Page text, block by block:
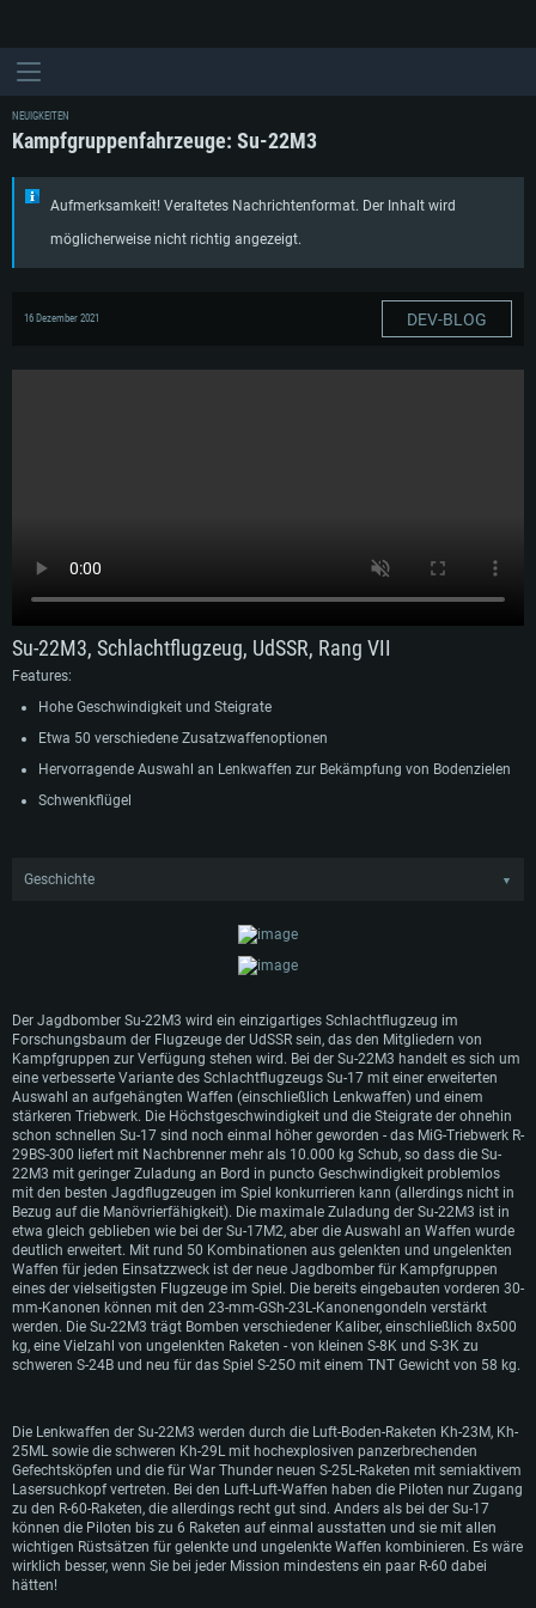
SYSTEMANFORDERUNGEN
NEUIGKEITEN
Kampfgruppenfahrzeuge: Su-22M3
Aufmerksamkeit! Veraltetes Nachrichtenformat. Der Inhalt wird
möglicherweise nicht richtig angezeigt.
16 Dezember 2021 DEV-BLOG
Die Su-22M3, ein hervorragender sowjetischer Jagdbomber, ist das neue
Su-22M3, Schlachtflugzeug, UdSSR, Rang VII
Features:
Hohe Geschwindigkeit und Steigrate
Etwa 50 verschiedene Zusatzwaffenoptionen
Hervorragende Auswahl an Lenkwaffen zur Bekämpfung von Bodenzielen
Schwenkflügel
Geschichte ▼
Besonderheit des Projekts war die Anpassung der Su-17M3-Zelle für den Einbau
des Triebwerks Tumansky R-29BS-300, das dem R-29-300 der exportierten MiG-
23 ähnelt. Es wurde davon ausgegangen, dass das im Ausland bekannte
Su-22M3 über eine vollständig mit der Su-17M3 vereinheitlichte Avionik. Die
Maschine wurde in den Jahren 1982-83 in Komsomolsk am Amur produziert,
insgesamt wurden 70 Su-22M3 gebaut. Dieser Jagdbomber wurden an Ungarn,
Syrien und den Irak geliefert.
Der Jagdbomber Su-22M3 wird ein einzigartiges Schlachtflugzeug im
Forschungsbaum der Flugzeuge der UdSSR sein, das den Mitgliedern von
Kampfgruppen zur Verfügung stehen wird. Bei der Su-22M3 handelt es sich um
eine verbesserte Variante des Schlachtflugzeugs Su-17 mit einer erweiterten
Auswahl an aufgehängten Waffen (einschließlich Lenkwaffen) und einem
stärkeren Triebwerk. Die Höchstgeschwindigkeit und die Steigrate der ohnehin
schon schnellen Su-17 sind noch einmal höher geworden - das MiG-Triebwerk R-
29BS-300 liefert mit Nachbrenner mehr als 10.000 kg Schub, so dass die Su-
22M3 mit geringer Zuladung an Bord in puncto Geschwindigkeit problemlos
mit den besten Jagdflugzeugen im Spiel konkurrieren kann (allerdings nicht in
Bezug auf die Manövrierfähigkeit). Die maximale Zuladung der Su-22M3 ist in
etwa gleich geblieben wie bei der Su-17M2, aber die Auswahl an Waffen wurde
deutlich erweitert. Mit rund 50 Kombinationen aus gelenkten und ungelenkten
Waffen für jeden Einsatzzweck ist der neue Jagdbomber für Kampfgruppen
eines der vielseitigsten Flugzeuge im Spiel. Die bereits eingebauten vorderen 30-
mm-Kanonen können mit den 23-mm-GSh-23L-Kanonengondeln verstärkt
werden. Die Su-22M3 trägt Bomben verschiedener Kaliber, einschließlich 8x500
kg, eine Vielzahl von ungelenkten Raketen - von kleinen S-8K und S-3K zu
schweren S-24B und neu für das Spiel S-25O mit einem TNT Gewicht von 58 kg.
Die Lenkwaffen der Su-22M3 werden durch die Luft-Boden-Raketen Kh-23M, Kh-
25ML sowie die schweren Kh-29L mit hochexplosiven panzerbrechenden
Gefechtsköpfen und die für War Thunder neuen S-25L-Raketen mit semiaktivem
Lasersuchkopf vertreten. Bei den Luft-Luft-Waffen haben die Piloten nur Zugang
zu den R-60-Raketen, die allerdings recht gut sind. Anders als bei der Su-17
können die Piloten bis zu 6 Raketen auf einmal ausstatten und sie mit allen
wichtigen Rüstsätzen für gelenkte und ungelenkte Waffen kombinieren. Es wäre
wirklich besser, wenn Sie bei jeder Mission mindestens ein paar R-60 dabei
hätten!